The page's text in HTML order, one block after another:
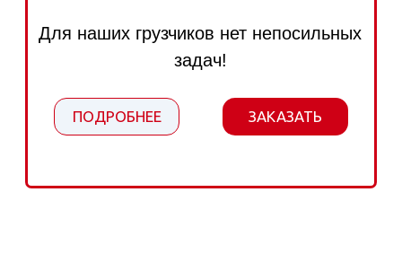
Перевозка офисной мебели,
оргтехники, бумаг, архивов, сейфов
ЗАКАЗАТЬ